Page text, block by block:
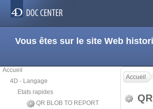
Vous êtes sur le site Web
Accueil
4D - Langage
Etats rapides
QR BLOB TO REPORT
Accueil